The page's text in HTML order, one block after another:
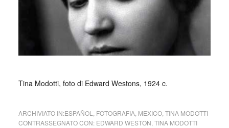
Tina Modotti, foto di Edward Westons, 1924 c.
ARCHIVIATO IN:ESPAÑOL FOTOGRAFIA, MEXICO, TINA MODOTTI
CONTRASSEGNATO CON: EDWARD WESTON TINA MODOTTI